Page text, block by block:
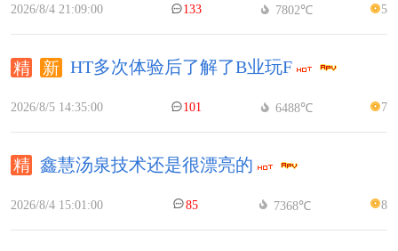
2026/8/4 21:09:00 133 7802℃ 5
HT多次体验后了解了B业玩F
2026/8/5 14:35:00 101 6488℃ 7
鑫慧汤泉技术还是很漂亮的
2026/8/4 15:01:00 85 7368℃ 8